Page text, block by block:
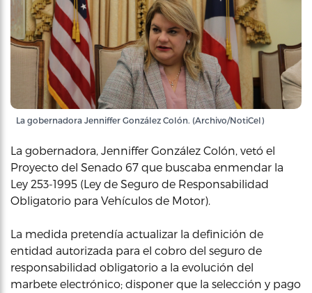
La gobernadora Jenniffer González Colón. (Archivo/NotiCel)
La gobernadora, Jenniffer González Colón, vetó el
Proyecto del Senado 67 que buscaba enmendar la
Ley 253-1995 (Ley de Seguro de Responsabilidad
Obligatorio para Vehículos de Motor).
La medida pretendía actualizar la definición de
entidad autorizada para el cobro del seguro de
responsabilidad obligatorio a la evolución del
marbete electrónico; disponer que la selección y pago